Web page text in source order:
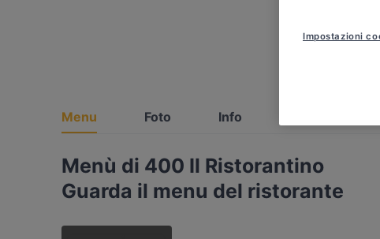
Menu Foto Info
Menù di 400 Il Ristorantino
Guarda il menu del ristorante
Impostazioni